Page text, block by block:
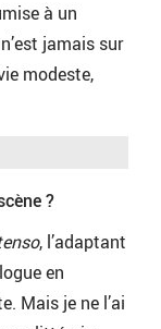
à un
jamais sur
modeste,
?
, l’adaptant
en
Mais je ne l’ai